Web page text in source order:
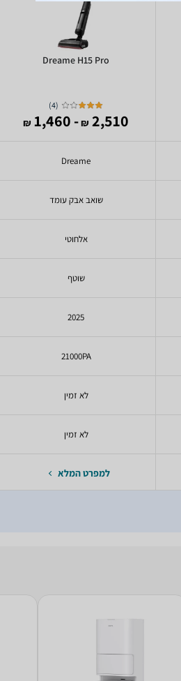
Dreame H15 Pro
(
4
)
2,510
₪
- 1,460
₪
Dreame
שואב אבק עומד
אלחוטי
שוטף
2025
21000PA
לא זמין
לא זמין
למפרט המלא